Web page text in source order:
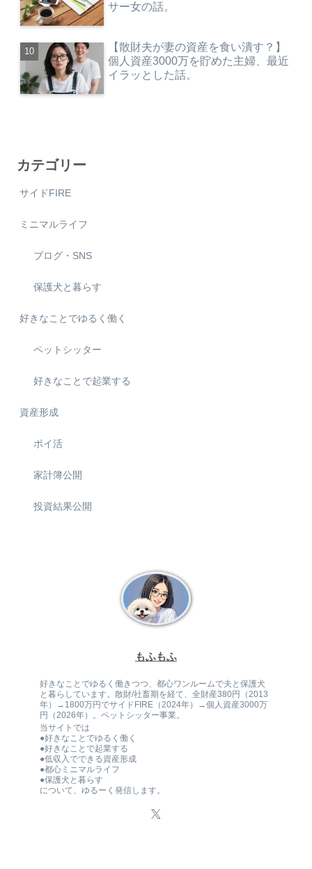
サー女の話。
【散財夫が妻の資産を食い潰す？】
個人資産3000万を貯めた主婦、最近
イラッとした話。
カテゴリー
サイドFIRE
ミニマルライフ
ブログ・SNS
保護犬と暮らす
好きなことでゆるく働く
ペットシッター
好きなことで起業する
資産形成
ポイ活
家計簿公開
投資結果公開
もふもふ
好きなことでゆるく働きつつ、都心ワンルームで夫と保護犬
と暮らしています。散財/社畜期を経て、全財産380円（2013
年）→1800万円でサイドFIRE（2024年）→個人資産3000万
円（2026年）。ペットシッター事業。
当サイトでは
●好きなことでゆるく働く
●好きなことで起業する
●低収入でできる資産形成
●都心ミニマルライフ
●保護犬と暮らす
について、ゆるーく発信します。